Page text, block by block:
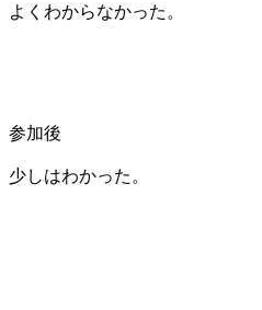
よくわからなかった。
参加後
少しはわかった。